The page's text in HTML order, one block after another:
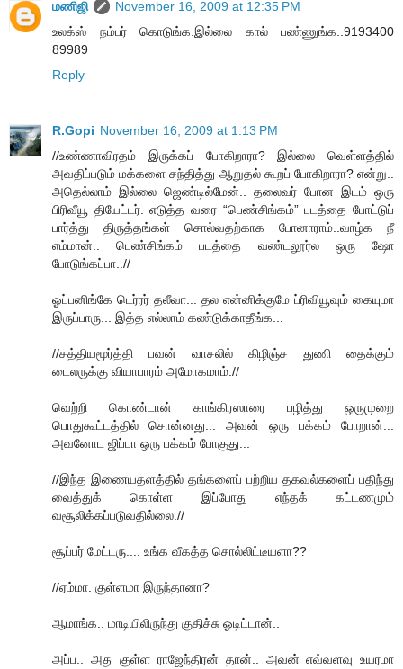
மணிஜி
November 16, 2009 at 12:35 PM
உலக்ஸ் நம்பர் கொடுங்க.இல்லை கால் பண்ணுங்க..9193400
89989
Reply
R.Gopi November 16, 2009 at 1:13 PM
//உண்ணாவிரதம் இருக்கப் போகிறாரா? இல்லை வெள்ளத்தில்
அவதிப்படும் மக்களை சந்தித்து ஆறுதல் கூறப் போகிறாரா? என்று..
அதெல்லாம் இல்லை ஜெண்டில்மேன்.. தலைவர் போன இடம் ஒரு
பிரிவீயூ தியேட்டர். எடுத்த வரை “பெண்சிங்கம்” படத்தை போட்டுப்
பார்த்து திருத்தங்கள் சொல்வதற்காக போனாராம்..வாழ்க நீ
எம்மான்.. பெண்சிங்கம் படத்தை வண்டலூர்ல ஒரு ஷோ
போடுங்கப்பா..//
ஓப்ப‌னிங்கே டெர்ர‌ர் த‌லீவா... த‌ல‌ என்னிக்குமே ப்ரிவியூவும் கையுமா
இருப்பாரு... இத்த‌ எல்லாம் க‌ண்டுக்காதீங்க‌...
//சத்தியமூர்த்தி பவன் வாசலில் கிழிஞ்ச துணி தைக்கும்
டைலருக்கு வியாபாரம் அமோகமாம்.//
வெற்றி கொண்டான் காங்கிர‌ஸாரை ப‌ழித்து ஒருமுறை
பொதுகூட்ட‌த்தில் சொன்ன‌து... அவ‌ன் ஒரு ப‌க்க‌ம் போறான்...
அவ‌னோட‌ ஜிப்பா ஒரு ப‌க்கம் போகுது...
//இந்த இணையதளத்தில் தங்களைப் பற்றிய தகவல்களைப் பதிந்து
வைத்துக் கொள்ள இப்போது எந்தக் கட்டணமும்
வசூலிக்கப்படுவதில்லை.//
சூப்ப‌ர் மேட்ட‌ரு.... உங்க‌ வீக‌த்த‌ சொல்லிட்டீய‌ளா??
//ஏம்மா. குள்ளமா இருந்தானா?
ஆமாங்க.. மாடியிலிருந்து குதிச்சு ஓடிட்டான்..
அப்ப.. அது குள்ள ராஜேந்திரன் தான்.. அவன் எவ்வளவு உயரமா